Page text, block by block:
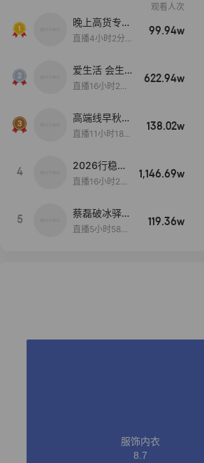
观看人次
晚上高货专场
大放漏
直播4小时2分5
99.94w
爱生活 会生
活
直播16小时24
622.94w
高端线早秋现
货首发
直播11小时18分
138.02w
4
2026行稳致
远
直播16小时20
1,146.69w
5
蔡磊破冰驿站
直播间好物分
直播5小时58分
119.36w